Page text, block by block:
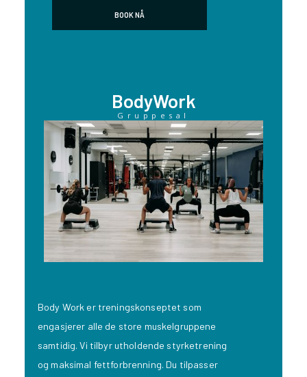
BOOK NÅ
BodyWork
Gruppesal
Body Work er treningskonseptet som
engasjerer alle de store muskelgruppene
samtidig. Vi tilbyr utholdende styrketrening
og maksimal fettforbrenning. Du tilpasser